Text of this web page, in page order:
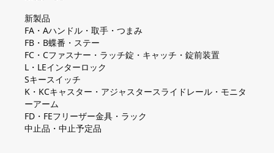
新製品
FA・Aハンドル・取手・つまみ
FB・B蝶番・ステー
FC・Cファスナー・ラッチ錠・キャッチ・錠前装置
L・LEインターロック
Sキースイッチ
K・KCキャスター・アジャスタースライドレール・モニタ
ーアーム
FD・FEフリーザー金具・ラック
中止品・中止予定品